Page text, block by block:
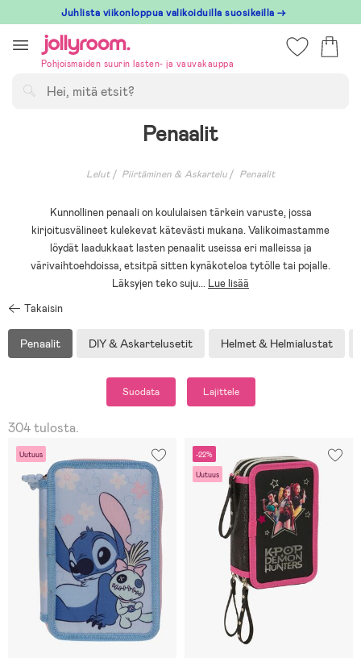
till
innehållet
Juhlista viikonloppua valikoiduilla suosikeilla →
Pohjoismaiden suurin lasten- ja vauvakauppa
Penaalit
Lelut Piirtäminen & Askartelu Penaalit
Kunnollinen penaali on koululaisen tärkein varuste, jossa
kirjoitusvälineet kulekevat kätevästi mukana. Valikoimastamme
löydät laadukkaat lasten penaalit useissa eri malleissa ja
värivaihtoehdoissa, etsitpä sitten kynäkoteloa tytölle tai pojalle.
Läksyjen teko suju... Lue lisää
Takaisin
Penaalit DIY & Askartelusetit Helmet & Helmialustat
Suodata Lajittele
304 tulosta.
Uutuus -22%
Uutuus